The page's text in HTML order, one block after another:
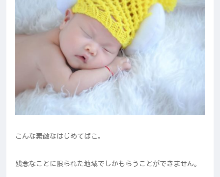
こんな素敵なはじめてばこ。
残念なことに限られた地域でしかもらうことができません。